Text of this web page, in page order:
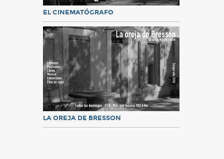
EL CINEMATÓGRAFO
LA OREJA DE BRESSON